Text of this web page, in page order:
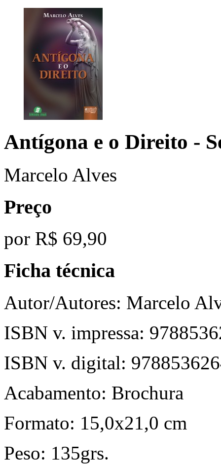
Antígona e o Direito -
Marcelo Alves
Preço
por R$ 69,90
Ficha técnica
Autor/Autores: Marcelo
ISBN v. impressa:
ISBN v. digital:
Acabamento: Brochura
Formato: 15,0x21,0 cm
Peso: 135grs.